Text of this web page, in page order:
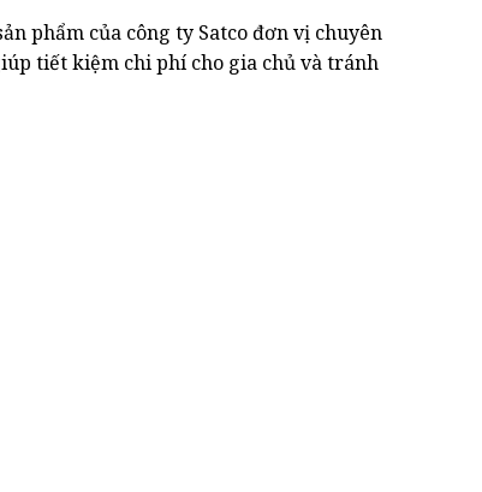
phẩm của công ty Satco đơn vị chuyên
tiết kiệm chi phí cho gia chủ và tránh